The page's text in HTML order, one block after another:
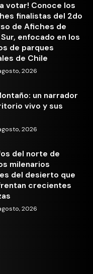
a votar! Conoce los
finalistas del 2do
de Afiches de
enfocado en los
de parques
de Chile
2026
un narrador
vivo y sus
2026
del norte de
milenarios
del desierto que
crecientes
2026